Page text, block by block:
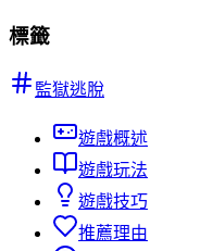
標籤
監獄逃脫
遊戲概述
遊戲玩法
遊戲技巧
推薦理由